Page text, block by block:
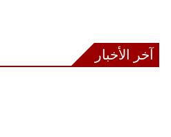
آخر الأخبار